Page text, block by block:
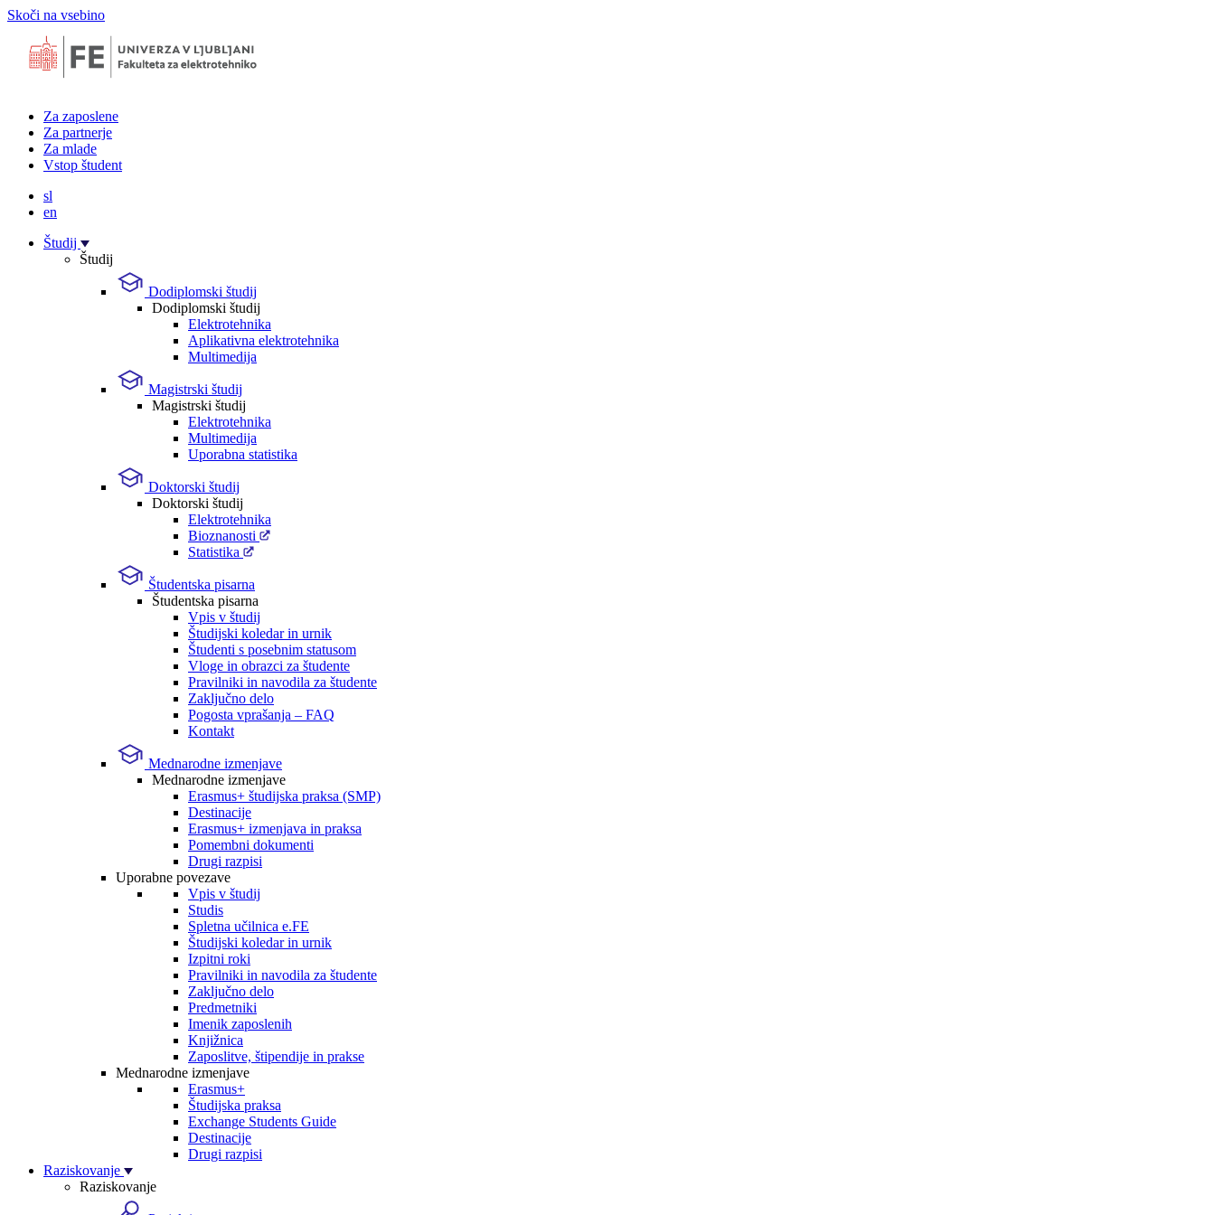
Skoči na vsebino
Za zaposlene
Za partnerje
Za mlade
Vstop študent
sl
en
Študij
Študij
Dodiplomski študij
Dodiplomski študij
Elektrotehnika
Aplikativna elektrotehnika
Multimedija
Magistrski študij
Magistrski študij
Elektrotehnika
Multimedija
Uporabna statistika
Doktorski študij
Doktorski študij
Elektrotehnika
Bioznanosti
Statistika
Študentska pisarna
Študentska pisarna
Vpis v študij
Študijski koledar in urnik
Študenti s posebnim statusom
Vloge in obrazci za študente
Pravilniki in navodila za študente
Zaključno delo
Pogosta vprašanja – FAQ
Kontakt
Mednarodne izmenjave
Mednarodne izmenjave
Erasmus+ študijska praksa (SMP)
Destinacije
Erasmus+ izmenjava in praksa
Pomembni dokumenti
Drugi razpisi
Uporabne povezave
Vpis v študij
Studis
Spletna učilnica e.FE
Študijski koledar in urnik
Izpitni roki
Pravilniki in navodila za študente
Zaključno delo
Predmetniki
Imenik zaposlenih
Knjižnica
Zaposlitve, štipendije in prakse
Mednarodne izmenjave
Erasmus+
Študijska praksa
Exchange Students Guide
Destinacije
Drugi razpisi
Raziskovanje
Raziskovanje